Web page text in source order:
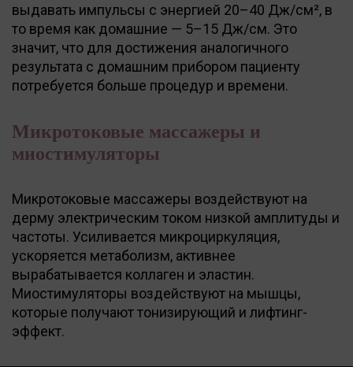
выдавать импульсы с энергией 20–40 Дж/см², в
то время как домашние — 5–15 Дж/см. Это
значит, что для достижения аналогичного
результата с домашним прибором пациенту
потребуется больше процедур и времени.
Микротоковые массажеры и
миостимуляторы
Микротоковые массажеры воздействуют на
дерму электрическим током низкой амплитуды и
частоты. Усиливается микроциркуляция,
ускоряется метаболизм, активнее
вырабатывается коллаген и эластин.
Миостимуляторы воздействуют на мышцы,
которые получают тонизирующий и лифтинг-
эффект.